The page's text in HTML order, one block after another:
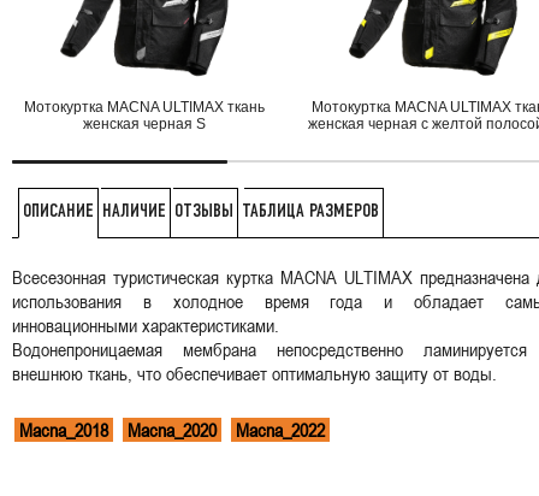
Мотокуртка MACNA ULTIMAX ткань
женская черная S
Мотокуртка MACNA ULTIMAX
женская черная с желтой
ОПИСАНИЕ НАЛИЧИЕ ОТЗЫВЫ ТАБЛИЦА РАЗМЕРОВ
Всесезонная туристическая куртка MACNA ULTIMAX предназначена
использования в холодное время года и обладает
инновационными характеристиками.
Водонепроницаемая мембрана непосредственно
внешнюю ткань, что обеспечивает оптимальную защиту от воды.
Macna_2018 Macna_2020 Macna_2022